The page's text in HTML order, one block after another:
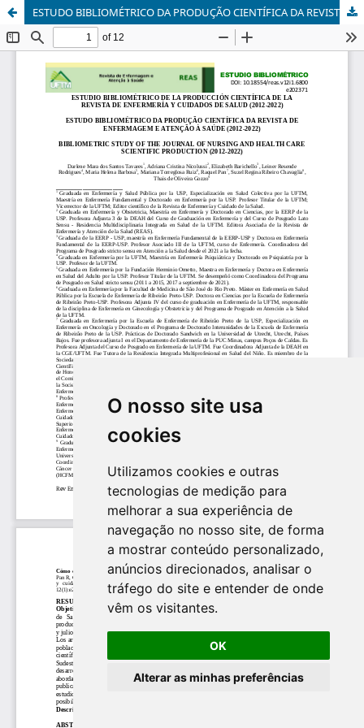
O nosso site usa
cookies
Utilizamos cookies e outras
tecnologias de medição para
melhorar a sua experiência de
navegação no nosso site, de forma
a mostrar conteúdo personalizado,
anúncios direcionados, analisar o
tráfego do site e entender de onde
vêm os visitantes.
OK
Alterar as minhas preferências
ESTUDO BIBLIOMÉTRICO DA PRODUÇÃO CIENTÍFICA DA REVISTA DE ENFERMAGEM E ATENÇÃO À SAÚDE (2012-2022)